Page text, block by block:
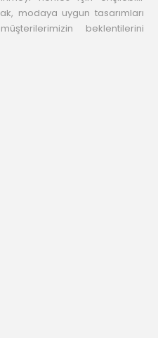
modaya uygun tasarımları
beklentilerini